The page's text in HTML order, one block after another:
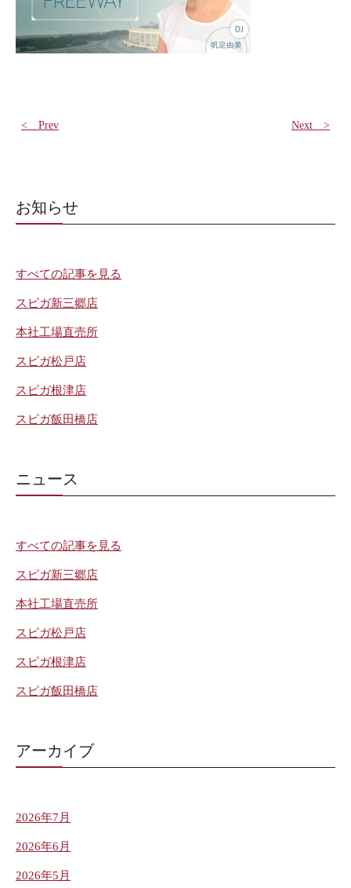
< Prev Next >
お知らせ
すべての記事を見る
スピガ新三郷店
本社工場直売所
スピガ松戸店
スピガ根津店
スピガ飯田橋店
ニュース
すべての記事を見る
スピガ新三郷店
本社工場直売所
スピガ松戸店
スピガ根津店
スピガ飯田橋店
アーカイブ
2026年7月
2026年6月
2026年5月